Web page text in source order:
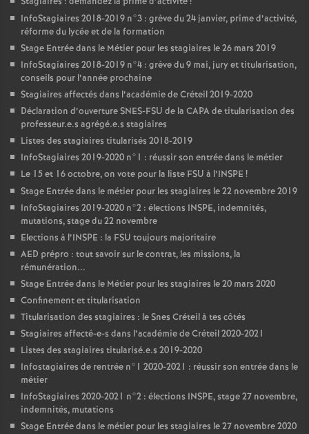
InfoStagiaires 2018-2019 n°3 : grève du 24 janvier, prime d’activité,
réforme du lycée et de la formation
Stage Entrée dans le Métier pour les stagiaires le 26 mars 2019
InfoStagiaires 2018-2019 n°4 : grève du 9 mai, jury et titularisation,
conseils pour l’année prochaine
Stagiaires affectés dans l’académie de Créteil 2019-2020
Déclaration d’ouvertureSNES-FSU de la CAPAde titularisation des
professeur.e.s agrégé.e.s stagiaires
Listes des stagiaires titularisés 2018-2019
InfoStagiaires 2019-2020 n°1 : réussir son entrée dans le métier
Le 15 et 16 octobre, on vote pour la liste FSU à l’INSPE !
Stage Entrée dans le métier pour les stagiaires le 22 novembre 2019
InfoStagiaires 2019-2020 n°2 : élections INSPE, indemnités,
mutations, stage du 22 novembre
Elections à l’INSPE : la FSU toujours majoritaire
AED prépro : tout savoir sur le contrat, les missions, la
rémunération...
Stage Entrée dans le Métier pour les stagiaires le 20 mars 2020
Confinement et titularisation
Titularisation des stagiaires : le Snes Créteil à tes côtés
Stagiaires affecté-e-s dans l’académie de Créteil 2020-2021
Listes des stagiaires titularisé.e.s 2019-2020
Infostagiaires de rentrée n°1 2020-2021 : réussir son entrée dans le
métier
InfoStagiaires 2020-2021 n°2 : élections INSPE, stage 27 novembre,
indemnités, mutations
Stage Entrée dans le métier pour les stagiaires le 27 novembre 2020